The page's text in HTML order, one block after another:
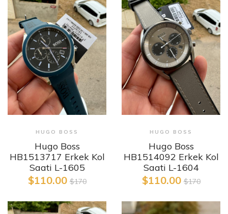
HUGO BOSS
Hugo Boss
HB1513717 Erkek Kol
Saati L-1605
$110.00$170
HUGO BOSS
Hugo Boss
HB1514092 Erkek Kol
Saati L-1604
$110.00$170